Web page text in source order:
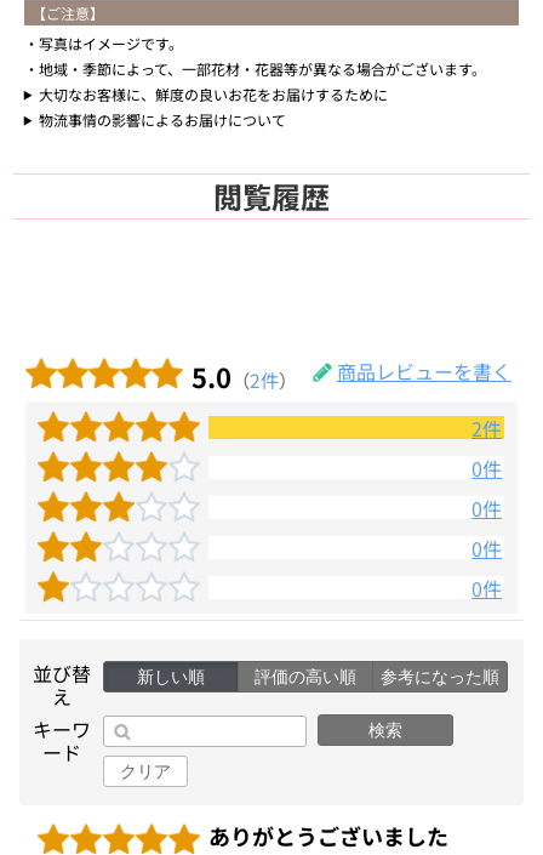
【ご注意】
写真はイメージです。
地域・季節によって、一部花材・花器等が異なる場合がございます。
大切なお客様に、鮮度の良いお花をお届けするために
物流事情の影響によるお届けについて
閲覧履歴
5.0 （2件）
商品レビューを書く
2件
0件
0件
0件
0件
並び替
え
新しい順 評価の高い順 参考になった順
キーワ
ード
検索
クリア
ありがとうございました